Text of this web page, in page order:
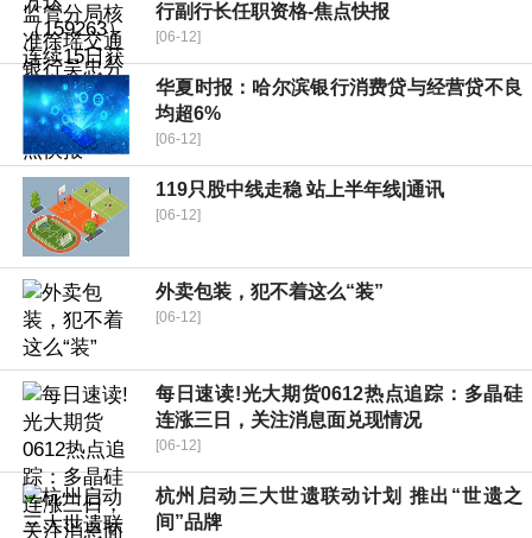
行副行长任职资格-焦点快报
[06-12]
华夏时报：哈尔滨银行消费贷与经营贷不良
均超6%
[06-12]
119只股中线走稳 站上半年线|通讯
[06-12]
外卖包装，犯不着这么“装”
[06-12]
每日速读!光大期货0612热点追踪：多晶硅
连涨三日，关注消息面兑现情况
[06-12]
杭州启动三大世遗联动计划 推出“世遗之
间”品牌